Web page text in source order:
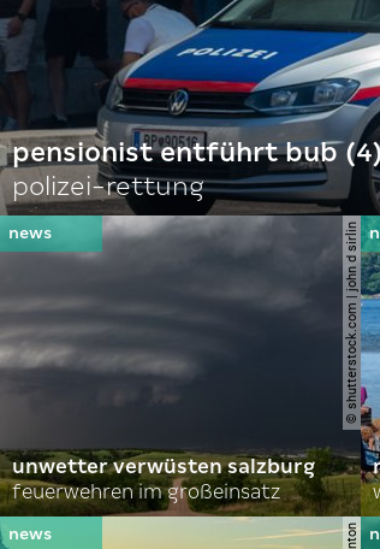
pensionist entführt bub
polizei-rettung
© shutterstock.com | john d sirlin
unwetter verwüsten salzburg
feuerwehren im großeinsatz